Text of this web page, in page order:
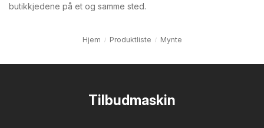
butikkjedene på et og samme sted.
Hjem Produktliste Mynte
Tilbudmaskin